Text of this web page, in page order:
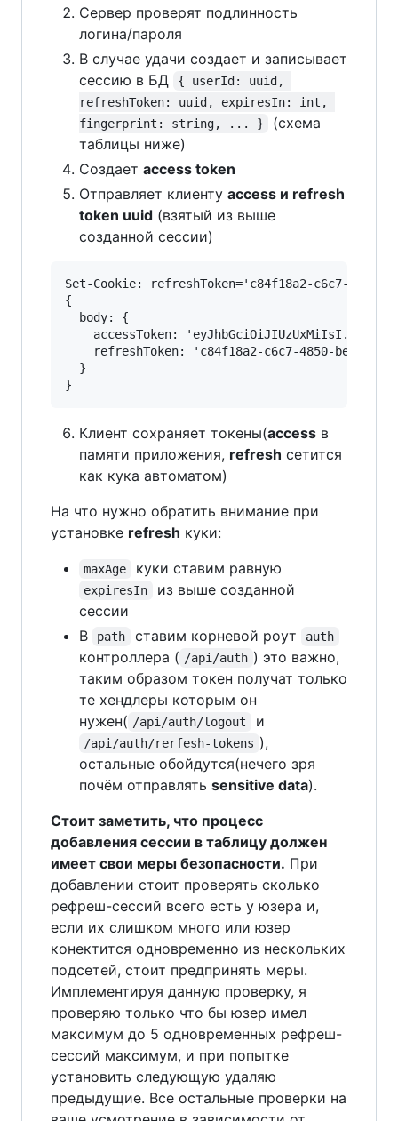
Сервер проверят подлинность
логина/пароля
В случае удачи создает и записывает
сессию в БД
{ userId: uuid,
refreshToken: uuid, expiresIn: int,
fingerprint: string, ... }
(схема
таблицы ниже)
Создает access token
Отправляет клиенту access и refresh
token uuid (взятый из выше
созданной сессии)
Set-Cookie: refreshToken='c84f18a2-c6c7-4850-
{
  body: {
    accessToken: 'eyJhbGciOiJIUzUxMiIsI...',
refreshToken: 'c84f18a2-c6c7-4850-be15-
  }
Клиент сохраняет токены(access в
памяти приложения, refresh сетится
как кука автоматом)
На что нужно обратить внимание при
установке refresh куки:
maxAge куки ставим равную
expiresIn
из выше созданной
сессии
В
path ставим корневой роут auth
контроллера ( /api/auth ) это важно,
таким образом токен получат только
те хендлеры которым он
нужен( /api/auth/logout и
/api/auth/rerfesh-tokens ),
остальные обойдутся(нечего зря
почём отправлять sensitive data).
Стоит заметить, что процесс
добавления сессии в таблицу должен
имеет свои меры безопасности. При
добавлении стоит проверять сколько
рефреш-сессий всего есть у юзера и,
если их слишком много или юзер
конектится одновременно из нескольких
подсетей, стоит предпринять меры.
Имплементируя данную проверку, я
проверяю только что бы юзер имел
максимум до 5 одновременных рефреш-
сессий максимум, и при попытке
установить следующую удаляю
предыдущие. Все остальные проверки на